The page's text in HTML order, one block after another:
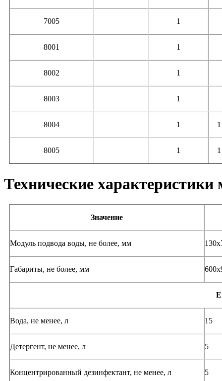
7005 1
8001 1
8002 1
8003 1
8004 1 1
8005 1 1
Технические
Значение
Модуль подвода воды, не более, мм
Габариты, не более, мм
Вода, не менее, л 15
Детергент, не менее, л 5
Концентрированный дезинфектант, не менее, л 5